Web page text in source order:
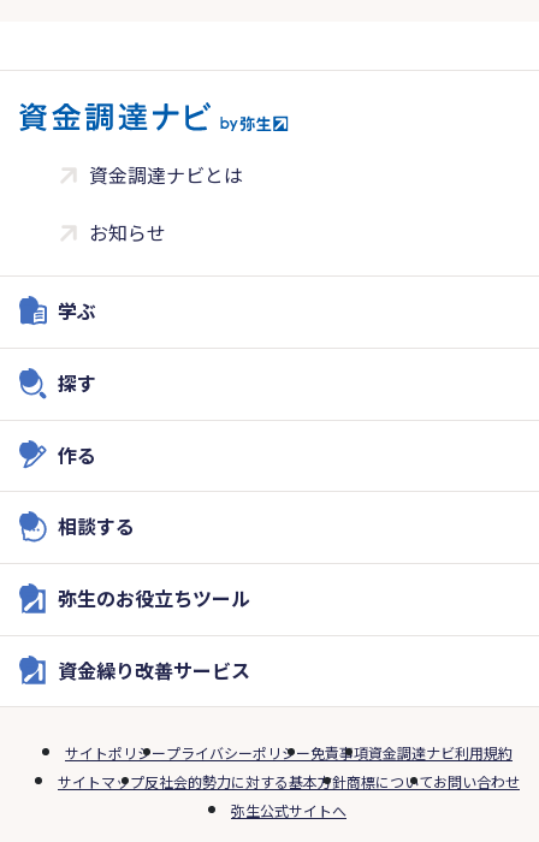
資金調達ナビとは
お知らせ
学ぶ
探す
作る
相談する
弥生のお役立ちツール
資金繰り改善サービス
サイトポリシープライバシーポリシー免責事項資金調達ナビ利用規約
サイトマップ反社会的勢力に対する基本方針商標についてお問い合わせ
弥生公式サイトへ